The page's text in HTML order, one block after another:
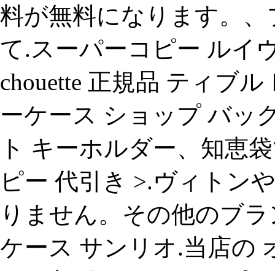
料が無料になります。
て.スーパーコピー ルイ
chouette 正規品 ティブ
ーケース ショップ バッ
ト キーホルダー、知恵
ピー 代引き >.ヴィトン
りません。その他のブ
ケース サンリオ.当店の